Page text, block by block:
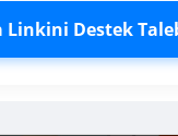
Linkini Destek